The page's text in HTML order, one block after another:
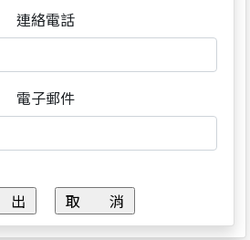
連絡電話
電子郵件